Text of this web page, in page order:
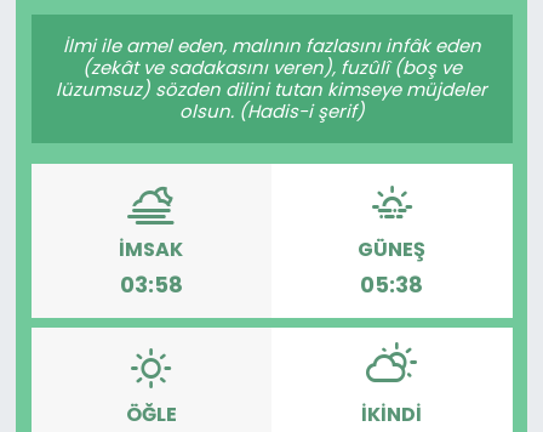
İlmi ile amel eden, malının fazlasını infâk eden
(zekât ve sadakasını veren), fuzûlî (boş ve
lüzumsuz) sözden dilini tutan kimseye müjdeler
olsun. (Hadis-i şerif)
İMSAK
03:58
GÜNEŞ
05:38
ÖĞLE İKINDI
Gündem
KKTC
KKTC YEREL SEÇİM 2018
Kültür Sanat
Magazin
Nöbetçi Eczaneler